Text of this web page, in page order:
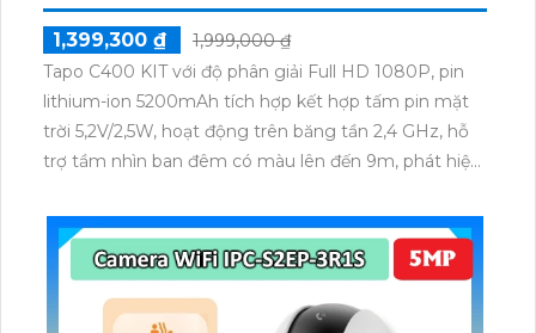
1,399,300 ₫
1,999,000 ₫
Tapo C400 KIT với độ phân giải Full HD 1080P, pin
lithium-ion 5200mAh tích hợp kết hợp tấm pin mặt
trời 5,2V/2,5W, hoạt động trên băng tần 2,4 GHz, hỗ
trợ tầm nhìn ban đêm có màu lên đến 9m, phát hiện
dữ liệu qua thẻ microSD lên đến 512GB.